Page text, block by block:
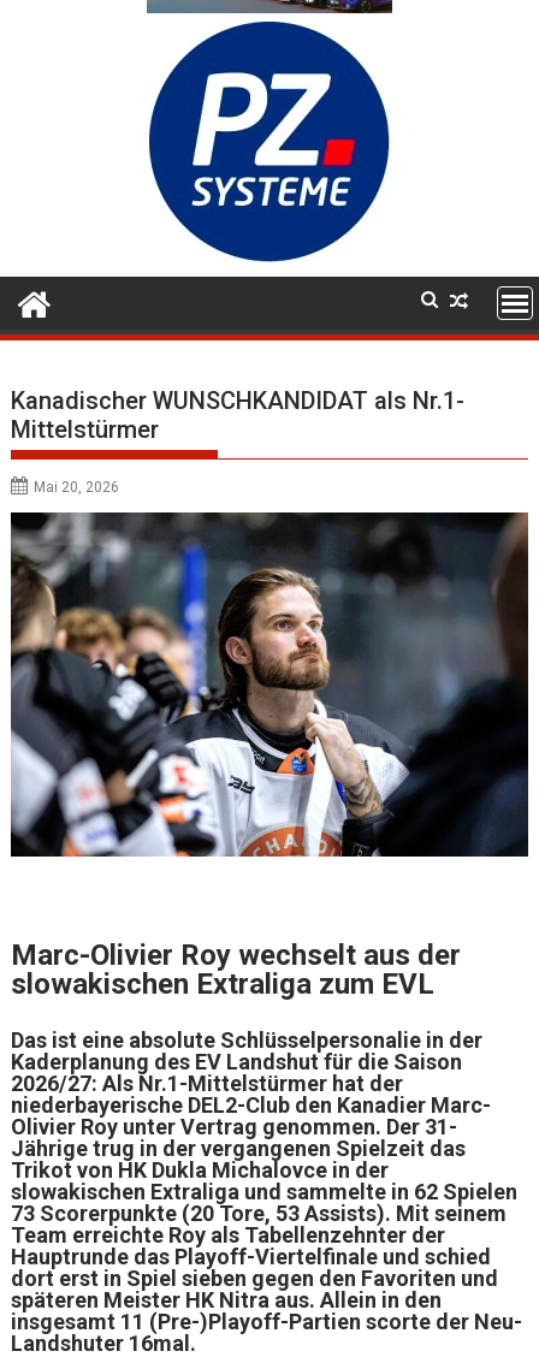
Kanadischer WUNSCHKANDIDAT als Nr.1-
Mittelstürmer
Mai 20, 2026
Marc-Olivier Roy wechselt aus der
slowakischen Extraliga zum EVL
Das ist eine absolute Schlüsselpersonalie in der
Kaderplanung des EV Landshut für die Saison
2026/27: Als Nr.1-Mittelstürmer hat der
niederbayerische DEL2-Club den Kanadier Marc-
Olivier Roy unter Vertrag genommen. Der 31-
Jährige trug in der vergangenen Spielzeit das
Trikot von HK Dukla Michalovce in der
slowakischen Extraliga und sammelte in 62 Spielen
73 Scorerpunkte (20 Tore, 53 Assists). Mit seinem
Team erreichte Roy als Tabellenzehnter der
Hauptrunde das Playoff-Viertelfinale und schied
dort erst in Spiel sieben gegen den Favoriten und
späteren Meister HK Nitra aus. Allein in den
insgesamt 11 (Pre-)Playoff-Partien scorte der Neu-
Landshuter 16mal.